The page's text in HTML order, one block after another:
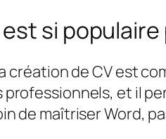
si populaire
création de CV est
et il
de maîtriser Word,